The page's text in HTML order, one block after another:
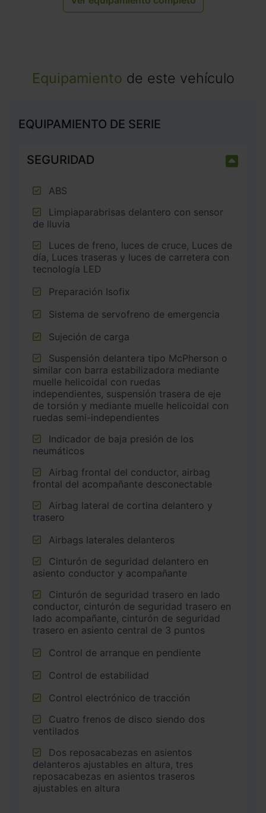
Equipamiento de este vehículo
EQUIPAMIENTO DE SERIE
SEGURIDAD
ABS
de lluvia
día, Luces traseras y luces de carretera con
tecnología LED
Preparación Isofix
Sistema de servofreno de emergencia
Sujeción de carga
similar con barra estabilizadora mediante
muelle helicoidal con ruedas
independientes, suspensión trasera de eje
de torsión y mediante muelle helicoidal con
ruedas semi-independientes
neumáticos
frontal del acompañante desconectable
trasero
Airbags laterales delanteros
asiento conductor y acompañante
conductor, cinturón de seguridad trasero en
lado acompañante, cinturón de seguridad
trasero en asiento central de 3 puntos
Control de arranque en pendiente
Control de estabilidad
Control electrónico de tracción
ventilados
delanteros ajustables en altura, tres
reposacabezas en asientos traseros
ajustables en altura